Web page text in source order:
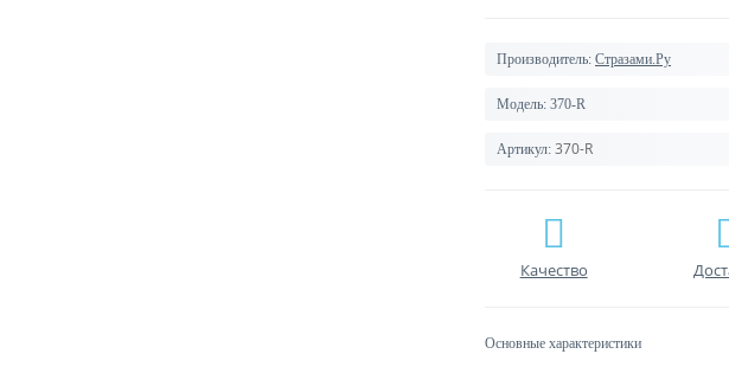
Производитель: Стразами.Ру
Модель: 370-R
Артикул: 370-R
Качество
Основные характеристики